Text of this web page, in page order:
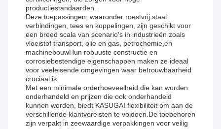
productiestandaarden.
Deze toepassingen, waaronder roestvrij staal
verbindingen, tees en koppelingen, zijn geschikt voor
een breed scala van scenario's in industrieën zoals
vloeistof transport, olie en gas, petrochemie,en
machinebouwHun robuuste constructie en
corrosiebestendige eigenschappen maken ze ideaal
voor veeleisende omgevingen waar betrouwbaarheid
cruciaal is.
Met een minimale orderhoeveelheid die kan worden
onderhandeld en prijzen die ook onderhandeld
kunnen worden, biedt KASUGAI flexibiliteit om aan de
verschillende klantvereisten te voldoen.De toebehoren
zijn verpakt in zeewaardige verpakkingen voor veilig